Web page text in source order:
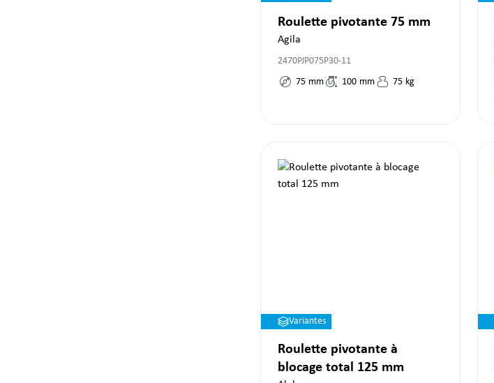
Roulette pivotante 75 mm
Agila
2470PJP075P30-11
75 mm 100 mm 75 kg
Variantes
Roulette pivotante à
blocage total 125 mm